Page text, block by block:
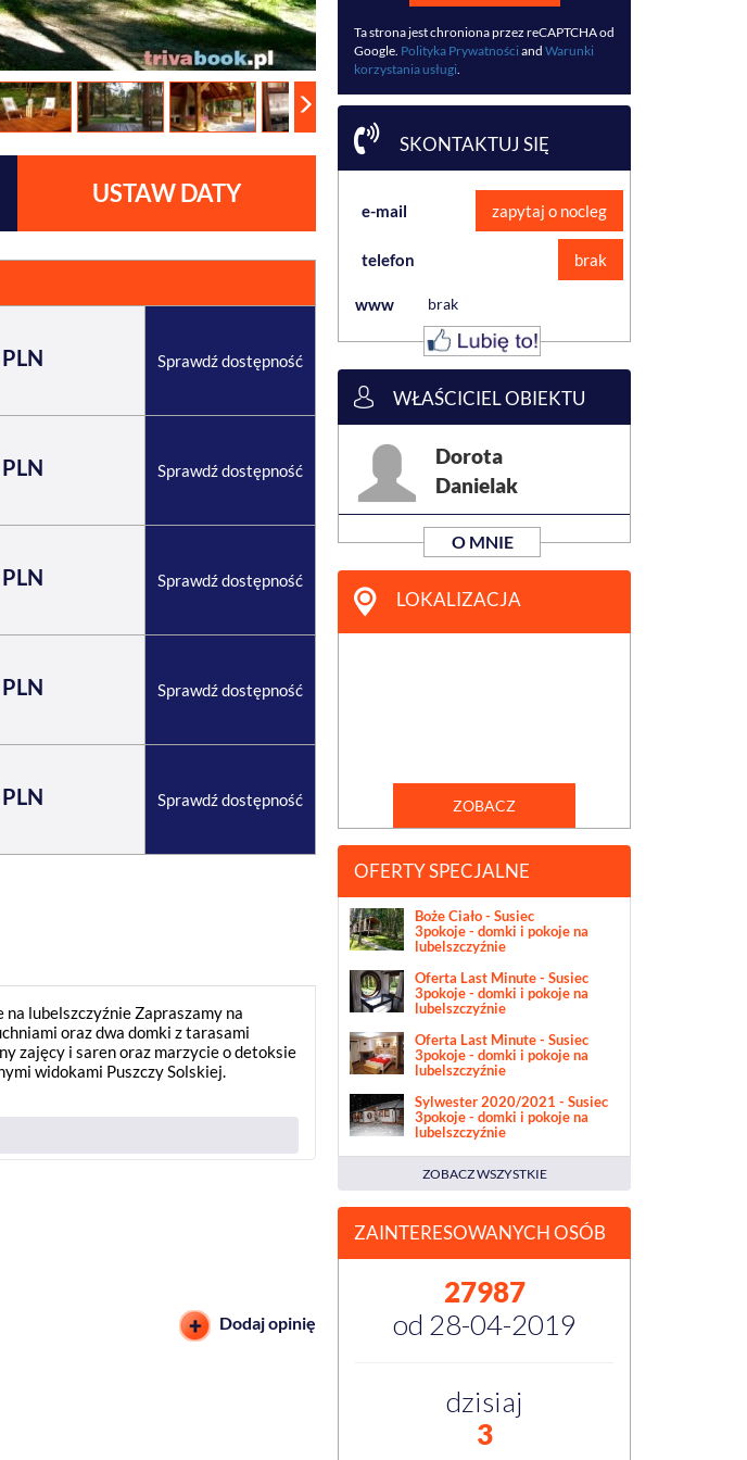
USTAW DATY
Sprawdź dostępność
Sprawdź dostępność
Sprawdź dostępność
Sprawdź dostępność
Sprawdź dostępność
lubelszczyźnie Zapraszamy na
oraz dwa domki z tarasami
zajęcy i saren oraz marzycie o detoksie
widokami Puszczy Solskiej.
Dodaj opinię
Ta strona jest chroniona przez reCAPTCHA od
Google. Polityka Prywatności and Warunki
korzystania usługi
SKONTAKTUJ SIĘ
e-mail zapytaj o nocleg
telefon brak
www brak
WŁAŚCICIEL OBIEKTU
Dorota
Danielak
O MNIE
LOKALIZACJA
ZOBACZ
OFERTY SPECJALNE
Boże Ciało - Susiec
3pokoje - domki i pokoje na
lubelszczyźnie
Oferta Last Minute - Susiec
3pokoje - domki i pokoje na
lubelszczyźnie
Oferta Last Minute - Susiec
3pokoje - domki i pokoje na
lubelszczyźnie
Sylwester 2020/2021 - Susiec
3pokoje - domki i pokoje na
lubelszczyźnie
ZOBACZ WSZYSTKIE
ZAINTERESOWANYCH OSÓB
27987
od 28-04-2019
dzisiaj
3